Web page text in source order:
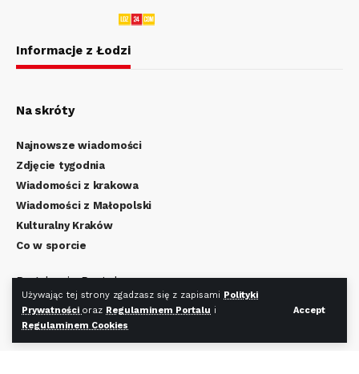
Używając tej strony zgadzasz się z zapisami Polityki
Prywatności oraz Regulaminem Portalu i
Regulaminem Cookies
Accept
Informacje z Łodzi
Na skróty
Najnowsze wiadomości
Zdjęcie tygodnia
Wiadomości z krakowa
Wiadomości z Małopolski
Kulturalny Kraków
Co w sporcie
Regulamin Portalu
Polityka Prywatności
Regulamin Cookies